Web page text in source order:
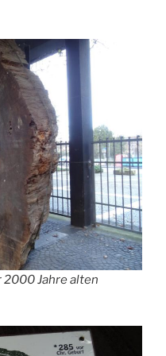
Jahre alten